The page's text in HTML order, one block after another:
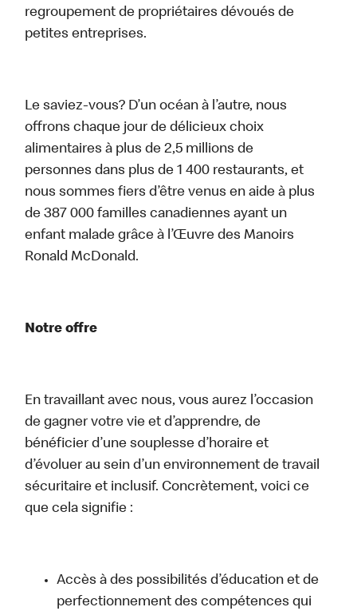
regroupement de propriétaires dévoués de
petites entreprises.
Le saviez-vous? D’un océan à l’autre, nous
offrons chaque jour de délicieux choix
alimentaires à plus de 2,5 millions de
personnes dans plus de 1 400 restaurants, et
nous sommes fiers d’être venus en aide à plus
de 387 000 familles canadiennes ayant un
enfant malade grâce à l’Œuvre des Manoirs
Ronald McDonald.
Notre offre
En travaillant avec nous, vous aurez l’occasion
de gagner votre vie et d’apprendre, de
bénéficier d’une souplesse d’horaire et
d’évoluer au sein d’un environnement de travail
sécuritaire et inclusif. Concrètement, voici ce
que cela signifie :
Accès à des possibilités d’éducation et de
perfectionnement des compétences qui